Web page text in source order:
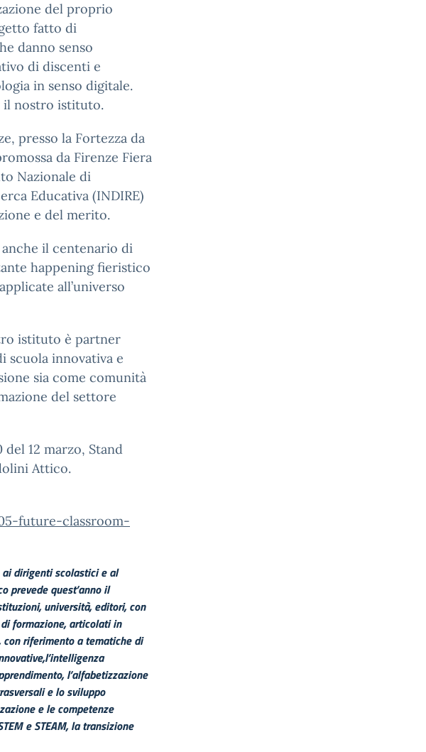
del proprio
fatto di
danno senso
di discenti e
in senso digitale.
il nostro istituto.
presso la Fortezza da
da Firenze Fiera
Nazionale di
Educativa (INDIRE)
e del merito.
anche il centenario di
happening fieristico
all’universo
istituto è partner
scuola innovativa e
sia come comunità
del settore
12 marzo, Stand
Attico.
future-classroom-
dirigenti scolastici e al
prevede quest’anno il
università, editori, con
formazione, articolati in
riferimento a tematiche di
l’alfabetizzazione
e lo sviluppo
e le competenze
e STEAM, la transizione